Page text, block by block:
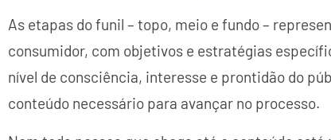
As etapas do funil – topo, meio e fundo –
consumidor, com objetivos e estratégias
nível de consciência, interesse e prontidão do
conteúdo necessário para avançar no processo.